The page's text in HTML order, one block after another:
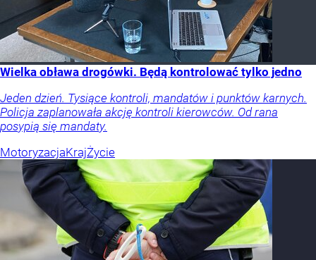
Wielka obława drogówki. Będą kontrolować tylko jedno
Jeden dzień. Tysiące kontroli, mandatów i punktów karnych.
Policja zaplanowała akcję kontroli kierowców. Od rana
posypią się mandaty.
MotoryzacjaKrajŻycie